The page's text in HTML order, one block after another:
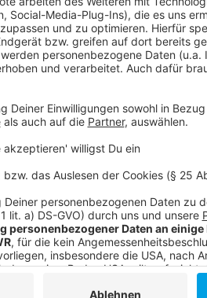
Mehr Infos und Links zum
Anzeige
Sportvereine in Düsseldorf boomen
Anzeige
Folge uns für mehr News &